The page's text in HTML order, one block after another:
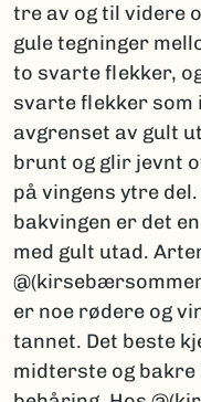
tre av og til videre
gule tegninger
to svarte flekker,
svarte flekker som
avgrenset av gult
brunt og glir jevnt
på vingens ytre
bakvingen er det
med gult utad.
er noe rødere og
tannet. Det beste
midterste og